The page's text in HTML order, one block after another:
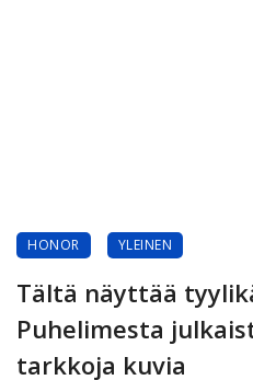
HONOR YLEINEN
Tältä näyttää
Puhelimesta
tarkkoja kuvia